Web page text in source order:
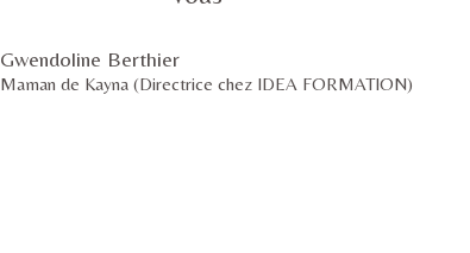
Gwendoline Berthier
Maman de Kayna (Directrice chez IDEA FORMATION)